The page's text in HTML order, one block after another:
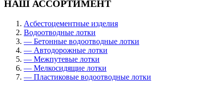
НАШ АССОРТИМЕНТ
Асбестоцементные изделия
Водоотводные лотки
— Бетонные водоотводные лотки
— Автодорожные лотки
— Межпутевые лотки
— Мелкосидящие лотки
— Пластиковые водоотводные лотки